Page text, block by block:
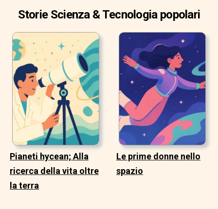
Storie Scienza & Tecnologia popolari
Pianeti hycean; Alla
ricerca della vita oltre
la terra
Le prime donne nello
spazio